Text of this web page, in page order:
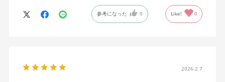
いますが、ややキャスターがよく動きすぎるのが難点でしょう
か。
参考になった 0 Like! 0
2026.2.7